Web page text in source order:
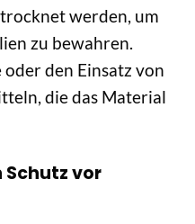
werden, um
zu bewahren.
den Einsatz von
die das Material
vor